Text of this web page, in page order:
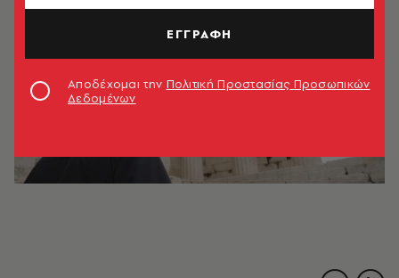
ΕΓΓΡΑΦΗ
Αποδέχομαι την Πολιτική Προστασίας Προσωπικών
Δεδομένων